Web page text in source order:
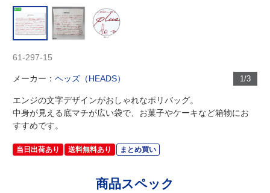
1/3
61-297-15
メーカー：ヘッズ（HEADS）
エンジの文字デザインがおしゃれなポリバッグ。
中身が見える底マチが広い袋で、お菓子やケーキなど箱物にお
すすめです。
当日出荷あり 送料無料あり まとめ買い
商品スペック